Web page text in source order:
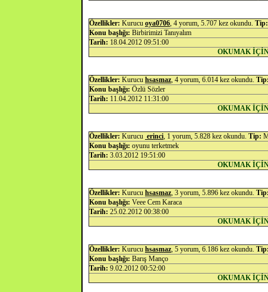
Özellikler: Kurucu oya0706, 4 yorum, 5.707 kez okundu. Tip:
Konu başlığı: Birbirimizi Tanıyalım
Tarih: 18.04.2012 09:51:00
OKUMAK
Özellikler: Kurucu hsasmaz, 4 yorum, 6.014 kez okundu. Tip:
Konu başlığı: Özlü Sözler
Tarih: 11.04.2012 11:31:00
OKUMAK
Özellikler: Kurucu erinci, 1 yorum, 5.828 kez okundu. Tip:
Konu başlığı: oyunu terketmek
Tarih: 3.03.2012 19:51:00
OKUMAK
Özellikler: Kurucu hsasmaz, 3 yorum, 5.896 kez okundu. Tip:
Konu başlığı: Veee Cem Karaca
Tarih: 25.02.2012 00:38:00
OKUMAK
Özellikler: Kurucu hsasmaz, 5 yorum, 6.186 kez okundu. Tip:
Konu başlığı: Barış Manço
Tarih: 9.02.2012 00:52:00
OKUMAK